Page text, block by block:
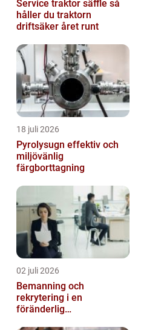
Service traktor säffle så
håller du traktorn
driftsäker året runt
18 juli 2026
Pyrolysugn effektiv och
miljövänlig
färgborttagning
02 juli 2026
Bemanning och
rekrytering i en
föränderlig